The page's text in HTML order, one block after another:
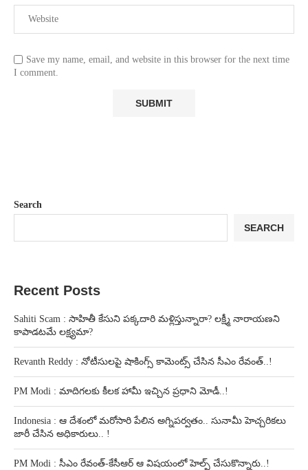
Save my name, email, and website in this browser for the next time
I comment.
Search
SEARCH
Recent Posts
Sahiti Scam : సాహితీ కేసుని పక్కదారి మళ్లిస్తున్నారా? లక్ష్మీ నారాయణని
కాపాడటమే లక్ష్యమా?
Revanth Reddy : నోటీసులపై షాకింగ్స్ కామెంట్స్ చేసిన సీఎం రేవంత్..!
PM Modi : మాదిగలకు కీలక హామీ ఇచ్చిన ప్రధాని మోడీ..!
Indonesia : ఆ దేశంలో మరోసారి పేలిన అగ్నిపర్వతం.. సునామీ హెచ్చరికలు
జారీ చేసిన అధికారులు.. !
PM Modi : సీఎం రేవంత్-కేసీఆర్ ఆ విషయంలో హెల్ప్ చేసుకొన్నారు..!